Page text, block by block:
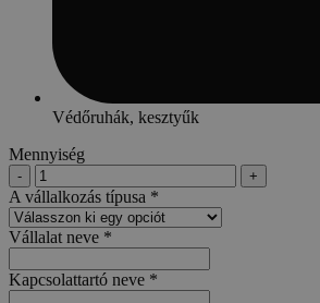
Védőruhák, kesztyűk
Mennyiség
- +
A vállalkozás típusa *
Vállalat neve *
Kapcsolattartó neve *